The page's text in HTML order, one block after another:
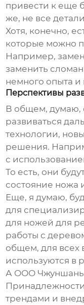
привести к еще
же, не все
Хотя, конечно,
которые можно
Например,
заменить
немного опыта и
Перспективы
В общем, думаю,
развиваться
технологии,
решения.
с
То есть, они
состояние ножа
Еще, я думаю,
для
для ножей для
работы с
общем, для всех
используются в
А ООО Чжуншань
трендами и